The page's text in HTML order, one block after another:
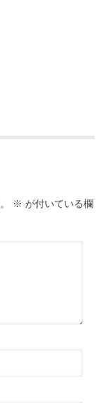
※ が付いている欄